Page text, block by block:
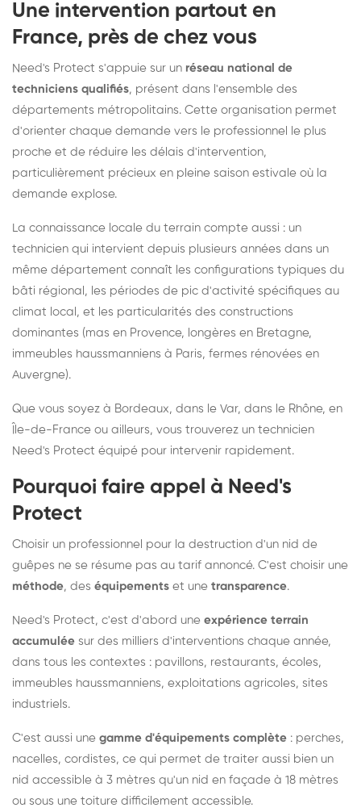
Une intervention partout en
France, près de chez vous
Need's Protect s'appuie sur un réseau national de
techniciens qualifiés, présent dans l'ensemble des
départements métropolitains. Cette organisation permet
d'orienter chaque demande vers le professionnel le plus
proche et de réduire les délais d'intervention,
particulièrement précieux en pleine saison estivale où la
demande explose.
La connaissance locale du terrain compte aussi : un
technicien qui intervient depuis plusieurs années dans un
même département connaît les configurations typiques du
bâti régional, les périodes de pic d'activité spécifiques au
climat local, et les particularités des constructions
dominantes (mas en Provence, longères en Bretagne,
immeubles haussmanniens à Paris, fermes rénovées en
Auvergne).
Que vous soyez à Bordeaux, dans le Var, dans le Rhône, en
Île-de-France ou ailleurs, vous trouverez un technicien
Need's Protect équipé pour intervenir rapidement.
Pourquoi faire appel à Need's
Protect
Choisir un professionnel pour la destruction d'un nid de
guêpes ne se résume pas au tarif annoncé. C'est choisir une
méthode, des équipements et une transparence.
Need's Protect, c'est d'abord une expérience terrain
accumulée sur des milliers d'interventions chaque année,
dans tous les contextes : pavillons, restaurants, écoles,
immeubles haussmanniens, exploitations agricoles, sites
industriels.
C'est aussi une gamme d'équipements complète : perches,
nacelles, cordistes, ce qui permet de traiter aussi bien un
nid accessible à 3 mètres qu'un nid en façade à 18 mètres
ou sous une toiture difficilement accessible.